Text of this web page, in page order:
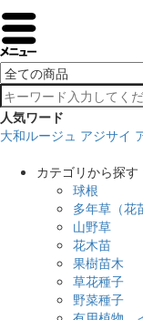
人気ワード
大和ルージュ アジサイ
カテゴリから探す
球根
多年草（花
山野草
花木苗
果樹苗木
草花種子
野菜種子